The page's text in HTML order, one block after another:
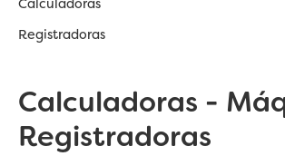
Calculadoras
Registradoras
Calculadoras -
Registradoras